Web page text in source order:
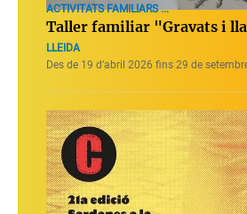
ACTIVITATS FAMILIARS ...
Taller familiar "Gravats i
LLEIDA
Des de 19 d’abril 2026 fins 29 de